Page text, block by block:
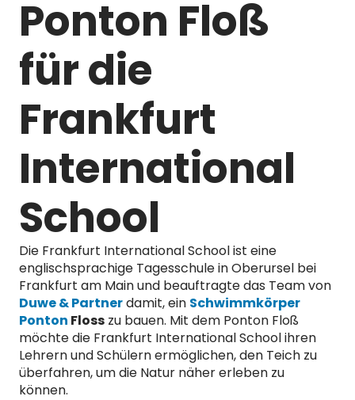
Ponton Floß
für die
Frankfurt
International
School
Die Frankfurt International School ist eine
englischsprachige Tagesschule in Oberursel bei
Frankfurt am Main und beauftragte das Team von
Duwe & Partnerdamit, ein Schwimmkörper
Ponton Floss zu bauen. Mit dem Ponton Floß
möchte die Frankfurt International School ihren
Lehrern und Schülern ermöglichen, den Teich zu
überfahren, um die Natur näher erleben zu
können.